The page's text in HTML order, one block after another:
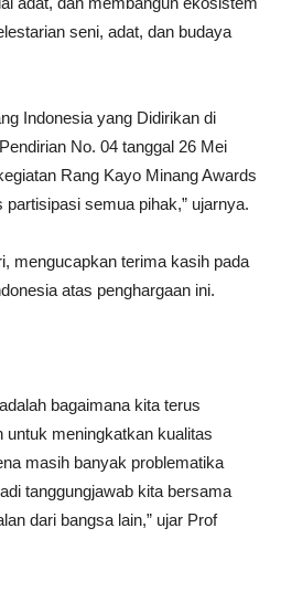
seni, adat, dan budaya
Indonesia yang Didirikan di
No. 04 tanggal 26 Mei
Rang Kayo Minang Awards
semua pihak,” ujarnya.
mengucapkan terima kasih pada
atas penghargaan ini.
bagaimana kita terus
untuk meningkatkan kualitas
masih banyak problematika
tanggungjawab kita bersama
dari bangsa lain,” ujar Prof